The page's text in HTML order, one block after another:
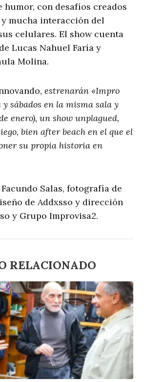
humor, con desafíos creados
mucha interacción del
celulares. El show cuenta
Lucas Nahuel Faría y
Molina.
estrenarán «Impro
sábados en la misma sala y
enero), un show unplagued,
bien after beach en el que el
su propia historia en
Salas, fotografía de
de Addxsso y dirección
y Grupo Improvisa2.
RELACIONADO